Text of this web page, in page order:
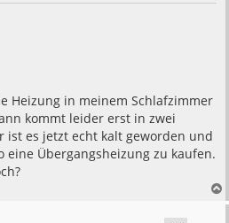
Heizung in meinem Schlafzimmer
kommt leider erst in zwei
ist es jetzt echt kalt geworden und
eine Übergangsheizung zu kaufen.